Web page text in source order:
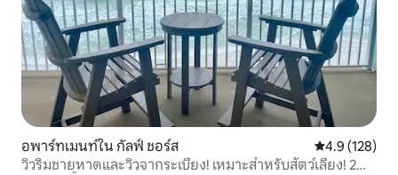
อพาร์ทเมนท์ใน กัลฟ์ ชอร์ส คะแนนเฉลี่ย
4.9 (128)
วิวริมชายหาดและวิวจากระเบียง! เหมาะสำหรับสัตว์เลี้ยง! 2